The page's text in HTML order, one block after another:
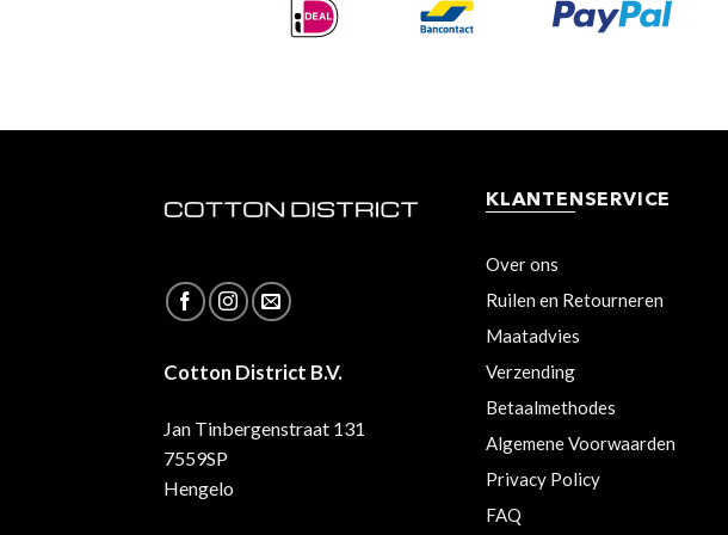
Cotton District B.V.
Jan Tinbergenstraat 131
7559SP
Hengelo
KLANTENSERVICE
Over ons
Ruilen en Retourneren
Maatadvies
Verzending
Betaalmethodes
Algemene Voorwaarden
Privacy Policy
FAQ